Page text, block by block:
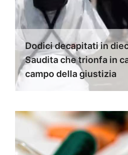
Dodici decapitati in
Saudita che trionfa in
campo della giustizia